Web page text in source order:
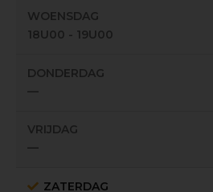
WOENSDAG
18U00 - 19U00
DONDERDAG
—
VRIJDAG
—
ZATERDAG